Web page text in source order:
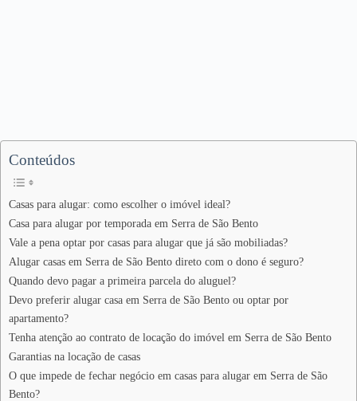
Conteúdos
Casas para alugar: como escolher o imóvel ideal?
Casa para alugar por temporada em Serra de São Bento
Vale a pena optar por casas para alugar que já são mobiliadas?
Alugar casas em Serra de São Bento direto com o dono é seguro?
Quando devo pagar a primeira parcela do aluguel?
Devo preferir alugar casa em Serra de São Bento ou optar por
apartamento?
Tenha atenção ao contrato de locação do imóvel em Serra de São Bento
Garantias na locação de casas
O que impede de fechar negócio em casas para alugar em Serra de São
Bento?